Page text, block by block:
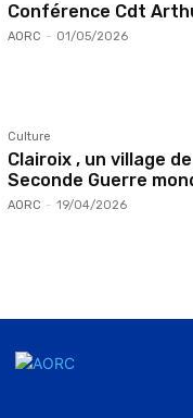
Conférence Cdt
AORC - 01/05/2026
Culture
Clairoix , un village de
Seconde Guerre
AORC - 19/04/2026